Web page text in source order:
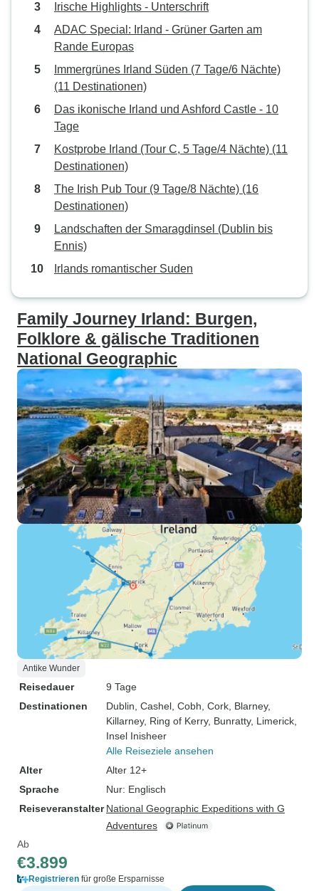
Irische Highlights - Unterschrift
ADAC Special: Irland - Grüner Garten am
Rande Europas
Immergrünes Irland Süden (7 Tage/6 Nächte)
(11 Destinationen)
Das ikonische Irland und Ashford Castle - 10
Tage
Kostprobe Irland (Tour C, 5 Tage/4 Nächte) (11
Destinationen)
The Irish Pub Tour (9 Tage/8 Nächte) (16
Destinationen)
Landschaften der Smaragdinsel (Dublin bis
Ennis)
Irlands romantischer Suden
Family Journey Irland: Burgen,
Folklore & gälische Traditionen
National Geographic
Antike Wunder
Reisedauer
9 Tage
Destinationen
Dublin , Cashel , Cobh , Cork , Blarney,
Killarney, Ring of Kerry, Bunratty, Limerick
Insel Inisheer
Alle Reiseziele ansehen
Alter
Alter 12+
Sprache
Nur: Englisch
Reiseveranstalter National Geographic Expeditions with G
Adventures
Ab
€3.899
Registrieren für große Ersparnisse